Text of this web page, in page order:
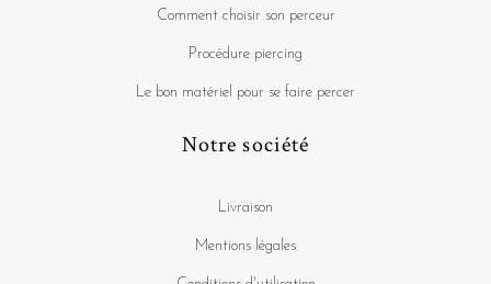
Comment choisir son perceur
Procédure piercing
Le bon matériel pour se faire percer
Notre société
Livraison
Mentions légales